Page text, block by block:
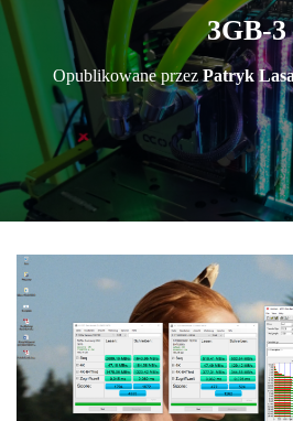
3GB-3
Opublikowane przezPatryk